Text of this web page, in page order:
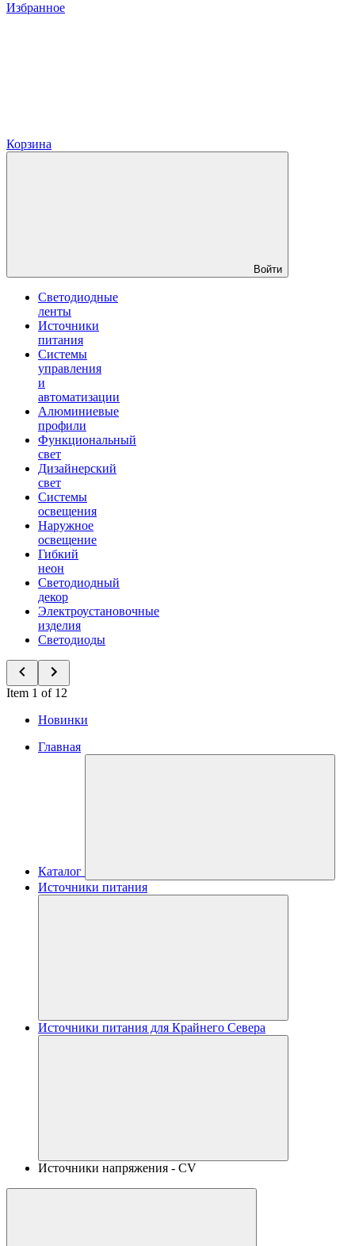
Избранное
Корзина
Войти
Светодиодные
ленты
Источники
питания
Системы
управления
и
автоматизации
Алюминиевые
профили
Функциональный
свет
Дизайнерский
свет
Системы
освещения
Наружное
освещение
Гибкий
неон
Светодиодный
декор
Электроустановочные
изделия
Светодиоды
Item 1 of 12
Новинки
Главная
Каталог
Источники питания
Источники питания для Крайнего Севера
Источники напряжения - CV